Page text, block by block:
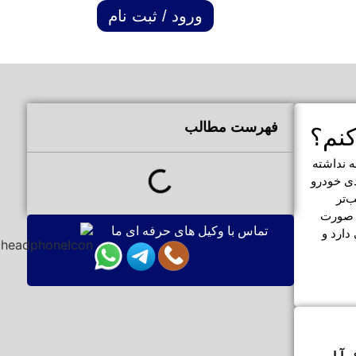
ورود / ثبت نام
نداشته
خودرو
صورت
و
فهرست مطالب
تماس با وکیل های حرفه ای ما